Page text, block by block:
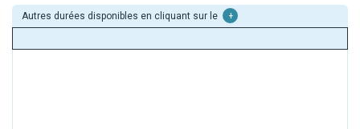
Autres durées disponibles en cliquant sur le +